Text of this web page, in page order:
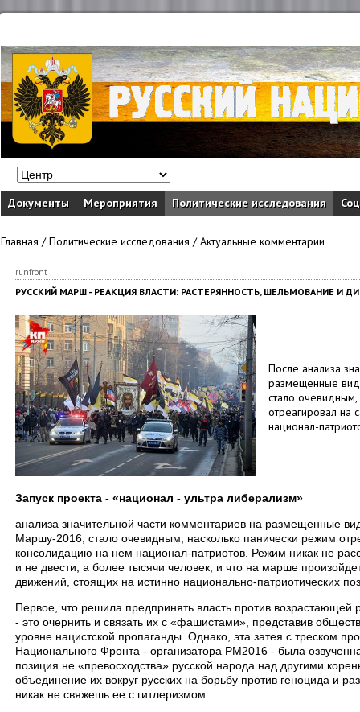
Документы Мероприятия Политические исследования
Главная /Политические исследования /Актуальные комментарии
runfront
РУССКИЙ МАРШ - РЕАКЦИЯ ВЛАСТИ: РАСТЕРЯННОСТЬ, ШЕЛЬМОВАНИЕ И
После анализа
размещенные
стало очевидным,
отреагировал
национал-
Запуск проекта - «национал - ультра либерализм»
анализа значительной части комментариев на размещенные
Маршу-2016, стало очевидным, насколько панически режим
консолидацию на нем национал-патриотов. Режим никак не
и не двести, а более тысячи человек, и что на марше
движений, стоящих на истинно национально-патриотических
Первое, что решила предпринять власть против возрастающей
- это очернить и связать их с «фашистами», представив
уровне нацистской пропаганды. Однако, эта затея с треском
Национального Фронта - организатора РМ2016 - была
позиция не «превосходства» русской народа над другими
объединение их вокруг русских на борьбу против геноцида и
никак не свяжешь ее с гитлеризмом.